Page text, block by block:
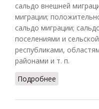
сальдо внешней
миграции;
сальдо миграции;
поселениями и
республиками,
районами и т. п.
Подробнее